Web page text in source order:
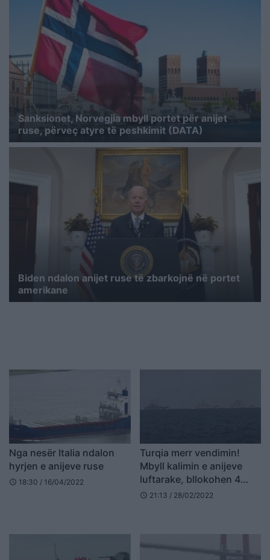
Sanksionet, Norvegjia mbyll portet për anijet
ruse, përveç atyre të peshkimit (DATA)
Biden ndalon anijet ruse të zbarkojnë në portet
amerikane
Nga nesër Italia ndalon
hyrjen e anijeve ruse
schedule 18:30 / 16/04/2022
Turqia merr vendimin!
Mbyll kalimin e anijeve
luftarake, bllokohen 4
anije ruse
schedule 21:13 / 28/02/2022